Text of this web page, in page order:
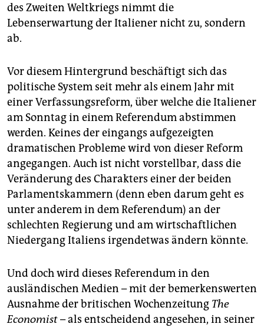
des Zweiten Weltkriegs nimmt die
Lebenserwartung der Italiener nicht zu, sondern
ab.
Vor diesem Hintergrund beschäftigt sich das
politische System seit mehr als einem Jahr mit
einer Verfassungsreform, über welche die Italiener
am Sonntag in einem Referendum abstimmen
werden. Keines der eingangs aufgezeigten
dramatischen Probleme wird von dieser Reform
angegangen. Auch ist nicht vorstellbar, dass die
Veränderung des Charakters einer der beiden
Parlamentskammern (denn eben darum geht es
unter anderem in dem Referendum) an der
schlechten Regierung und am wirtschaftlichen
Niedergang Italiens irgendetwas ändern könnte.
Und doch wird dieses Referendum in den
ausländischen Medien – mit der bemerkenswerten
Ausnahme der britischen Wochenzeitung The
Economist– als entscheidend angesehen, in seiner